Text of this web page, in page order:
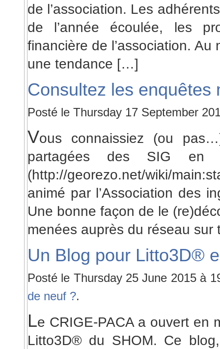
de l’association. Les
de l’année écoulée, les
financière de l’association.
une tendance […]
Consultez les enquêtes
Posté le Thursday 17 September
Vous connaissiez (ou
partagées des SIG
(http://georezo.net/wiki/
animé par l’Association des
Une bonne façon de le
menées auprès du réseau
Un Blog pour Litto3D®
Posté le Thursday 25 June 2015 à
de neuf ?.
Le CRIGE-PACA a ouvert en
Litto3D® du SHOM. Ce